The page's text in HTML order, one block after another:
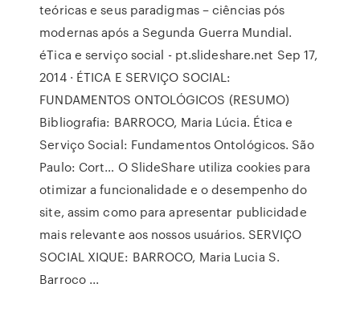
teóricas e seus paradigmas – ciências pós
modernas após a Segunda Guerra Mundial.
éTica e serviço social - pt.slideshare.net Sep 17,
2014 · ÉTICA E SERVIÇO SOCIAL:
FUNDAMENTOS ONTOLÓGICOS (RESUMO)
Bibliografia: BARROCO, Maria Lúcia. Ética e
Serviço Social: Fundamentos Ontológicos. São
Paulo: Cort… O SlideShare utiliza cookies para
otimizar a funcionalidade e o desempenho do
site, assim como para apresentar publicidade
mais relevante aos nossos usuários. SERVIÇO
SOCIAL XIQUE: BARROCO, Maria Lucia S.
Barroco ...